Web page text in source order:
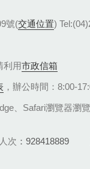
號(交通位置)
利用市政信箱
，辦公時間：8:00-
、Safari瀏覽器瀏覽
次 928418889